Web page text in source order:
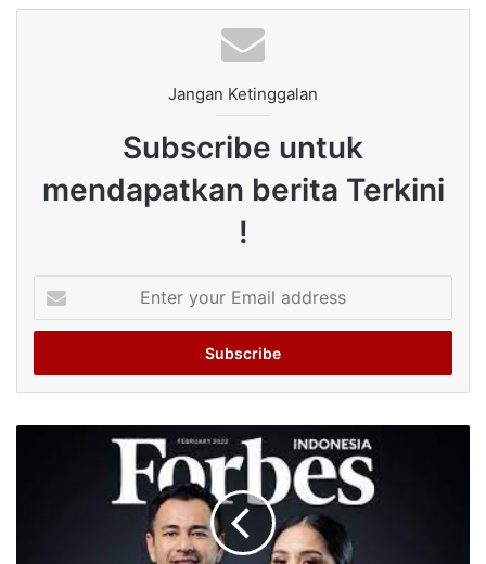
Jangan Ketinggalan
Subscribe untuk
mendapatkan berita Terkini
!
your
Email